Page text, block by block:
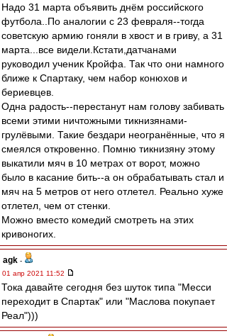
Надо 31 марта объявить днём российского
футбола..По аналогии с 23 февраля--тогда
советскую армию гоняли в хвост и в гриву, а 31
марта...все видели.Кстати,датчанами
руководил ученик Кройфа. Так что они намного
ближе к Спартаку, чем набор конюхов и
бериевцев.
Одна радость--перестанут нам голову забивать
всеми этими ничтожными тикнизянами-
грулёвыми. Такие бездари неогранённые, что я
смеялся откровенно. Помню тикнизяну этому
выкатили мяч в 10 метрах от ворот, можно
было в касание бить--а он обрабатывать стал и
мяч на 5 метров от него отлетел. Реально хуже
отлетел, чем от стенки.
Можно вместо комедий смотреть на этих
кривоногих.
agk -
01 апр 2021 11:52
Тока давайте сегодня без шуток типа "Месси
переходит в Спартак" или "Маслова покупает
Реал")))